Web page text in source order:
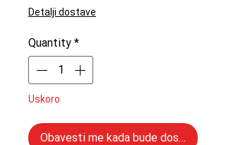
Detalji dostave
Quantity *
Uskoro
Obavesti me kada bude dostupno